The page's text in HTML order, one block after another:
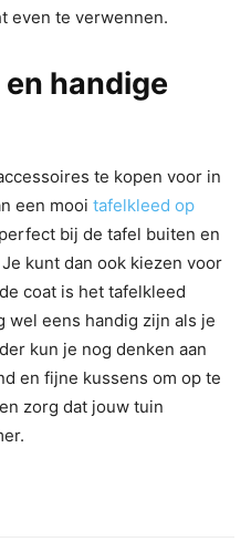
even te verwennen.
handige
te kopen voor in
een mooi tafelkleed op
bij de tafel buiten en
kunt dan ook kiezen voor
coat is het tafelkleed
wel eens handig zijn als je
kun je nog denken aan
en fijne kussens om op te
zorg dat jouw tuin